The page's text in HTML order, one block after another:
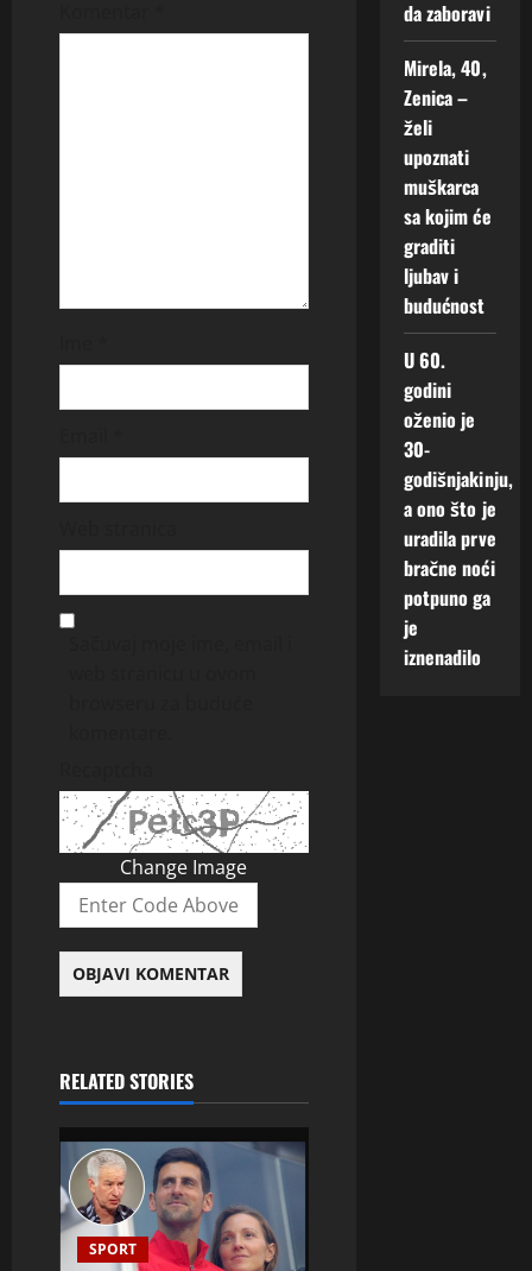
t
Change Image
RELATED STORIES
SPORT
da zaboravi
Mirela, 40,
Zenica –
želi
upoznati
muškarca
sa kojim će
graditi
ljubav i
budućnost
U 60.
godini
oženio je
30-
godišnjakinju,
a ono što je
uradila prve
bračne noći
potpuno ga
je
iznenadilo